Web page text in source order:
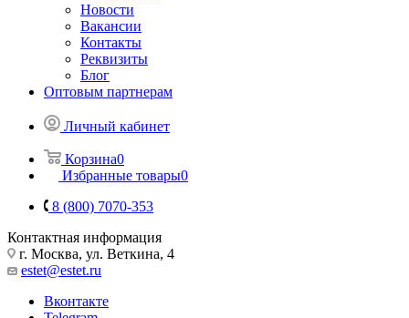
Новости
Вакансии
Контакты
Реквизиты
Блог
Оптовым партнерам
Личный кабинет
Корзина0
Избранные товары0
8 (800) 7070-353
Контактная информация
г. Москва, ул. Веткина, 4
estet@estet.ru
Вконтакте